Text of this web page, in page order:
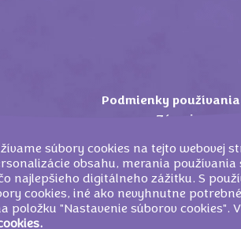
Podmienky používania
Zásady
2026 MONDELEZ
súbory cookies na tejto webovej
obsahu, merania
najlepšieho digitálneho zážitku. S
cookies, iné ako nevyhnutne
položku "Nastavenie súborov cookies".